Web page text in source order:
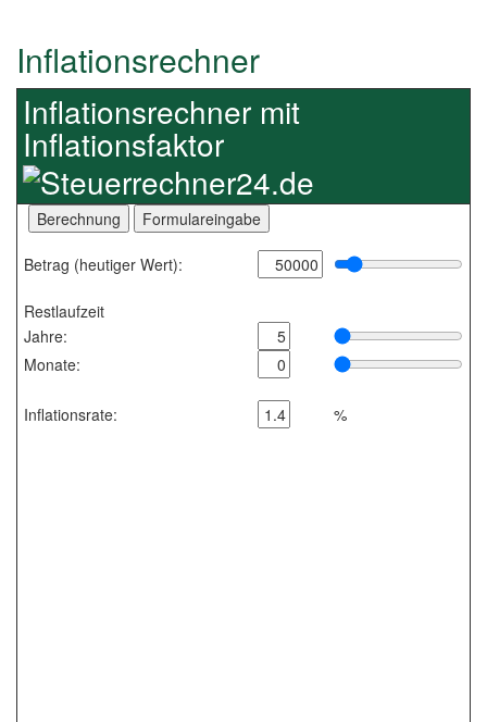
Inflationsrechner
Inflationsrechner mit
Inflationsfaktor
Betrag (heutiger Wert):
Restlaufzeit
Jahre:
Monate:
Inflationsrate: %